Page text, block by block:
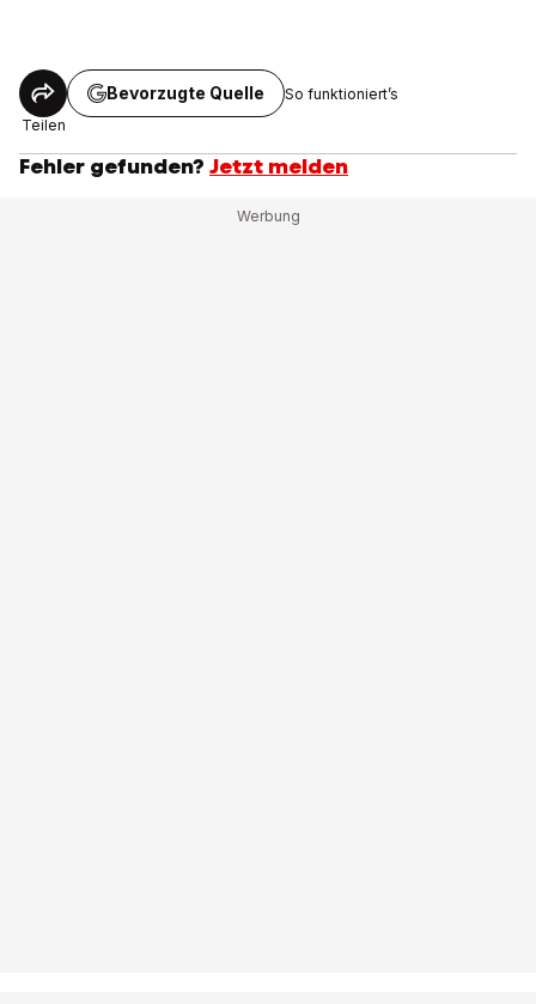
Teilen
Bevorzugte Quelle So funktioniert’s
Fehler gefunden? Jetzt melden